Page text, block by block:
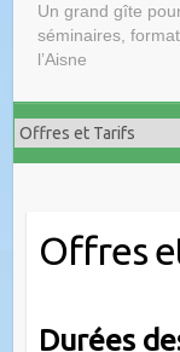
Un grand gîte
séminaires,
l’Aisne
Offres
Durées